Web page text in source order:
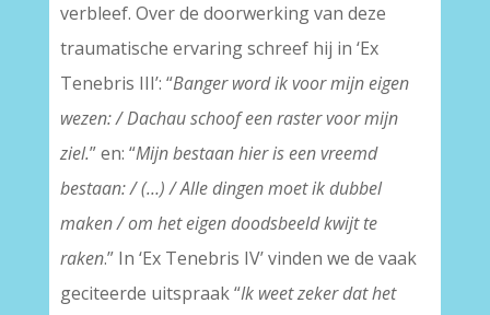
verbleef. Over de doorwerking van deze
traumatische ervaring schreef hij in ‘Ex
Tenebris III’: “Banger word ik voor mijn eigen
wezen: / Dachau schoof een raster voor mijn
ziel.” en: “Mijn bestaan hier is een vreemd
bestaan: / (…) / Alle dingen moet ik dubbel
maken / om het eigen doodsbeeld kwijt te
raken.” In ‘Ex Tenebris IV’vinden we de vaak
geciteerde uitspraak “Ik weet zeker dat het